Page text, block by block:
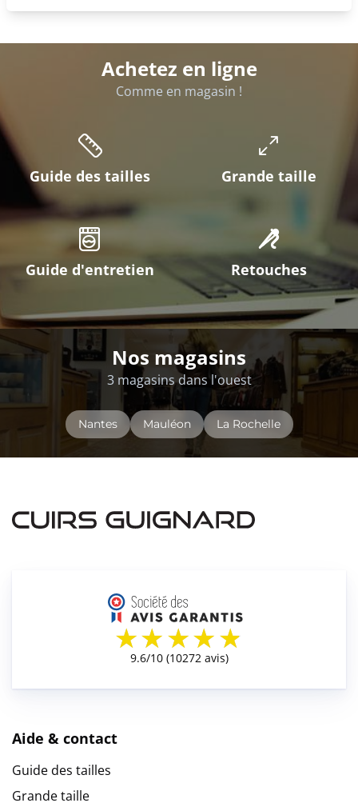
Achetez en ligne
Comme en magasin !
Guide des tailles Grande taille
Guide d'entretien Retouches
Nos magasins
3 magasins dans l'ouest
Nantes Mauléon La Rochelle
Aide & contact
Guide des tailles
Grande taille